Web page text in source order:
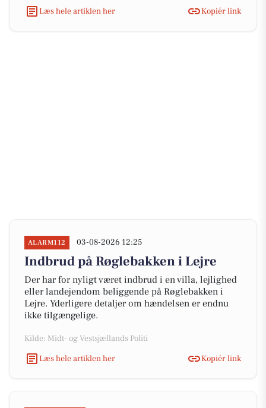
Læs hele artiklen her Kopiér link
ALARM112 03-08-2026 12:25
Indbrud på Røglebakken i Lejre
Der har for nyligt været indbrud i en villa, lejlighed
eller landejendom beliggende på Røglebakken i
Lejre. Yderligere detaljer om hændelsen er endnu
ikke tilgængelige.
Kilde: Midt- og Vestsjællands Politi
Læs hele artiklen her
Kopiér link